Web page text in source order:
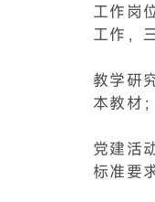
工作岗
工作，
教学研
本教材
党建活
标准要